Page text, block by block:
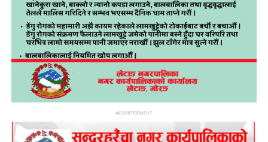
ADVERTISEMENT